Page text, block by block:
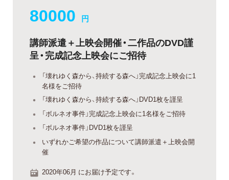
80000 円
講師派遣＋上映会開催・二作品のDVD謹
呈・完成記念上映会にご招待
「壊れゆく森から、持続する森へ」完成記念上映会に1
名様をご招待
「壊れゆく森から、持続する森へ」DVD1枚を謹呈
「ボルネオ事件」完成記念上映会に1名様をご招待
「ボルネオ事件」DVD1枚を謹呈
いずれかご希望の作品について講師派遣＋上映会開
催
2020年06月 にお届け予定です。